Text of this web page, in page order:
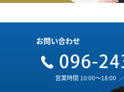
お問い合わせ
営業時間 10:00～18:00 ／